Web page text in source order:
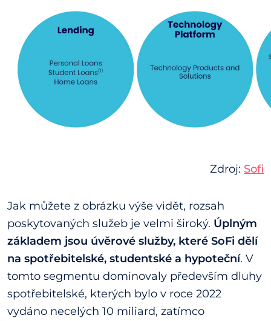
Zdroj: Sofi
Jak můžete z obrázku výše vidět, rozsah
poskytovaných služeb je velmi široký. Úplným
základem jsou úvěrové služby, které SoFi dělí
na spotřebitelské, studentské a hypoteční. V
tomto segmentu dominovaly především dluhy
spotřebitelské, kterých bylo v roce 2022
vydáno necelých 10 miliard, zatímco